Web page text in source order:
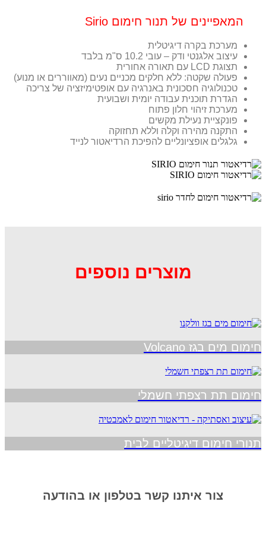
המאפיינים של תנור חימום Sirio
מערכת בקרה דיגיטלית
עיצוב אלגנטי ודק – עובי 10.2 ס"מ בלבד
תצוגת LCD עם תאורה אחורית
פעולה שקטה: ללא חלקים מכניים נעים (מאווררים או מנוע)
טכנולוגיה חסכונית באנרגיה עם אופטימיזציה של צריכה
הגדרת תוכנית עבודה יומית ושבועית
מערכת זיהוי חלון פתוח
פונקציית נעילת מקשים
התקנה מהירה וקלה וללא תחזוקה
גלגלים אופציונליים להפיכת הרדיאטור לנייד
מוצרים נוספים
חימום מים בגז Volcano
חימום תת רצפתי חשמלי
תנורי חימום דיגיטליים לבית
צור איתנו קשר בטלפון או בהודעה